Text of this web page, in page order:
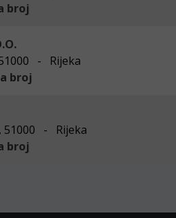
broj
- Rijeka
broj
51000 - Rijeka
broj